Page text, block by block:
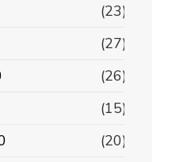
(23)
(27)
(26)
(15)
(20)